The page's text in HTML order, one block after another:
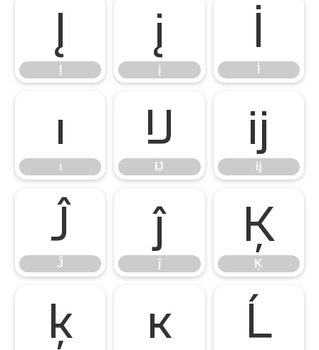
Į į
į
İ
ı
ı
Ĳ
Ĳ
ĳ
ĳ
Ĵ
Ĵ
ĵ
ĵ
Ķ
Ķ
ķ ĸ Ĺ